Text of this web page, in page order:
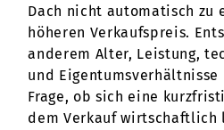
Senden
Dach nicht automatisch zu
höheren Verkaufspreis.
anderem Alter, Leistung,
und Eigentumsverhältnisse
Frage, ob sich eine
dem Verkauf wirtschaftlich